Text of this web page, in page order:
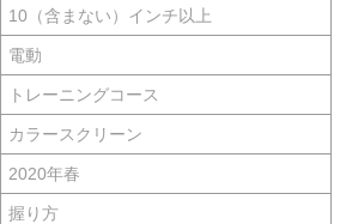
10（含まない）インチ以上
電動
トレーニングコース
カラースクリーン
2020年春
握り方